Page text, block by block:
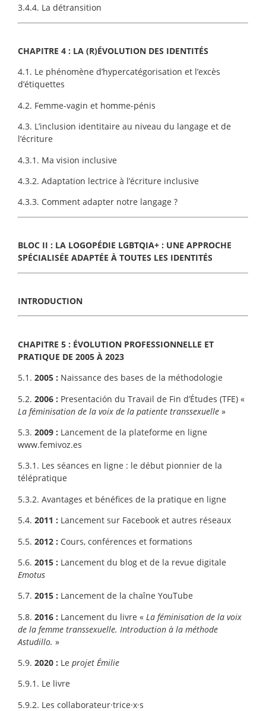
3.4.4. La détransition
CHAPITRE 4 : LA (R)ÉVOLUTION DES IDENTITÉS
4.1. Le phénomène d’hypercatégorisation et l’excès
d’étiquettes
4.2. Femme-vagin et homme-pénis
4.3. L’inclusion identitaire au niveau du langage et de
l’écriture
4.3.1. Ma vision inclusive
4.3.2. Adaptation lectrice à l’écriture inclusive
4.3.3. Comment adapter notre langage ?
BLOC II : LA LOGOPÉDIE LGBTQIA+ : UNE APPROCHE
SPÉCIALISÉE ADAPTÉE À TOUTES LES IDENTITÉS
INTRODUCTION
CHAPITRE 5 : ÉVOLUTION PROFESSIONNELLE ET
PRATIQUE DE 2005 À 2023
5.1. 2005 : Naissance des bases de la méthodologie
5.2. 2006 : Presentación du Travail de Fin d’Études (TFE) «
La féminisation de la voix de la patiente transsexuelle »
5.3. 2009 : Lancement de la plateforme en ligne
www.femivoz.es
5.3.1. Les séances en ligne : le début pionnier de la
télépratique
5.3.2. Avantages et bénéfices de la pratique en ligne
5.4. 2011 : Lancement sur Facebook et autres réseaux
5.5. 2012 : Cours, conférences et formations
5.6. 2015 : Lancement du blog et de la revue digitale
Emotus
5.7. 2015 : Lancement de la chaîne YouTube
5.8. 2016 : Lancement du livre « La féminisation de la voix
de la femme transsexuelle. Introduction à la méthode
Astudillo. »
5.9. 2020 : Le projet Émilie
5.9.1. Le livre
5.9.2. Les collaborateur·trice·x·s